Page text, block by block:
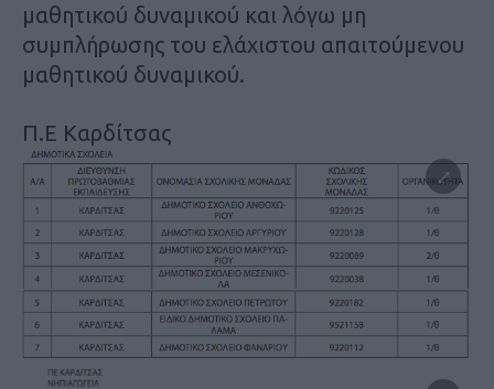
μαθητικού δυναμικού και λόγω μη
συμπλήρωσης του ελάχιστου απαιτούμενου
μαθητικού δυναμικού.
Π.Ε Καρδίτσας